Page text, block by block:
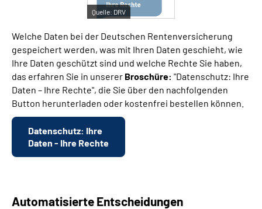
Inhalte in Gebärdensprache (DGS)
Leichte Sprache
Mein Kundenportal
Quelle: DRV
Welche Daten bei der Deutschen Rentenversicherung
gespeichert werden, was mit Ihren Daten geschieht, wie
Ihre Daten geschützt sind und welche Rechte Sie haben,
das erfahren Sie in unserer Broschüre: "Datenschutz: Ihre
Daten – Ihre Rechte", die Sie über den nachfolgenden
Button herunterladen oder kostenfrei bestellen können.
Datenschutz: Ihre
Daten - Ihre Rechte
Automatisierte Entscheidungen